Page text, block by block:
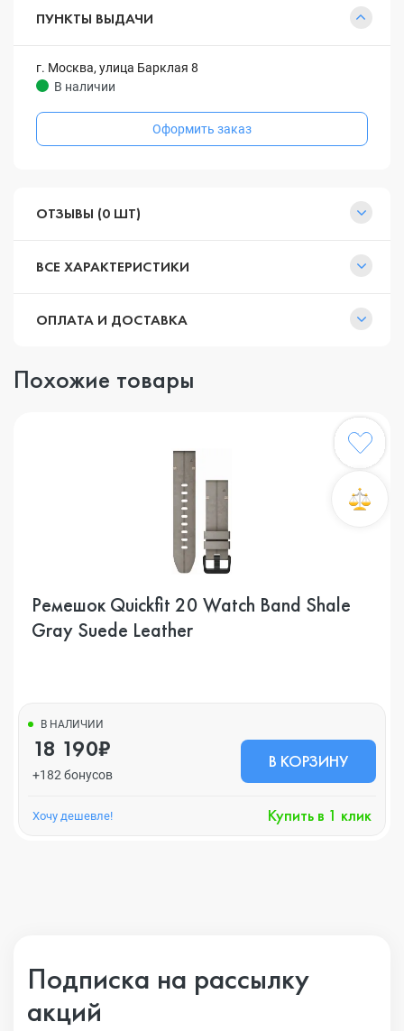
ПУНКТЫ ВЫДАЧИ
г. Москва, улица Барклая 8
В наличии
Оформить заказ
ОТЗЫВЫ (0 ШТ)
ВСЕ ХАРАКТЕРИСТИКИ
ОПЛАТА И ДОСТАВКА
Похожие товары
Ремешок Quickfit 20 Watch Band Shale
Gray Suede Leather
В НАЛИЧИИ
18 190₽
+182 бонусов
В КОРЗИНУ
Хочу дешевле! Купить в 1 клик
Подписка на рассылку
акций